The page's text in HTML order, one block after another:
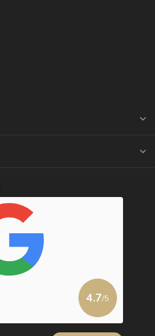
4.7/5